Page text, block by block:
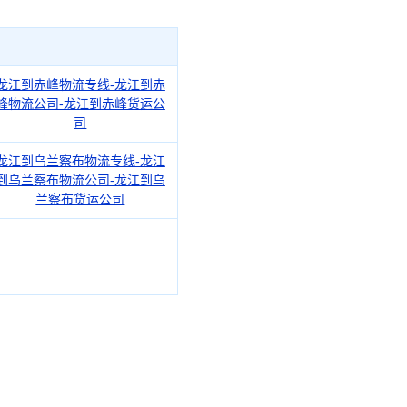
江到赤峰物流专线-龙江到赤
物流公司-龙江到赤峰货运公
司
江到乌兰察布物流专线-龙江
乌兰察布物流公司-龙江到乌
兰察布货运公司